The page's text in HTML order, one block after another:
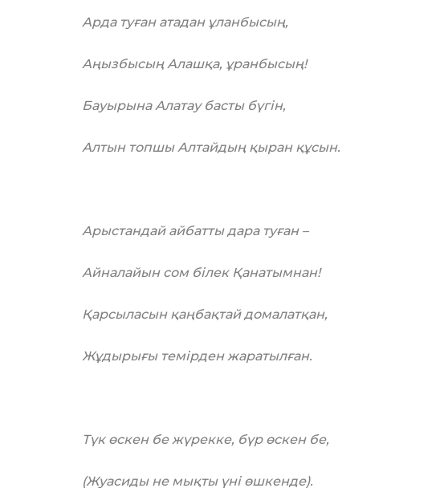
Арда туған атадан ұланбысың,
Аңызбысың Алашқа, ұранбысың!
Бауырына Алатау басты бүгін,
Алтын топшы Алтайдың қыран құсын.
Арыстандай айбатты дара туған –
Айналайын сом білек Қанатымнан!
Қарсыласын қаңбақтай домалатқан,
Жұдырығы темірден жаратылған.
Түк өскен бе жүрекке, бүр өскен бе,
(Жуасиды не мықты үні өшкенде).